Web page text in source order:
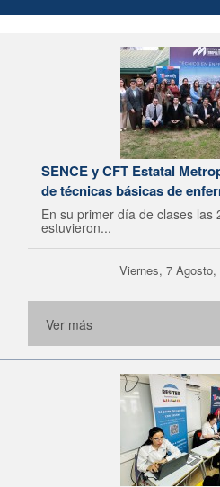
SENCE y CFT Estatal
de técnicas básicas de
En su primer día de clases las
estuvieron...
Viernes, 7 Agosto,
Ver más